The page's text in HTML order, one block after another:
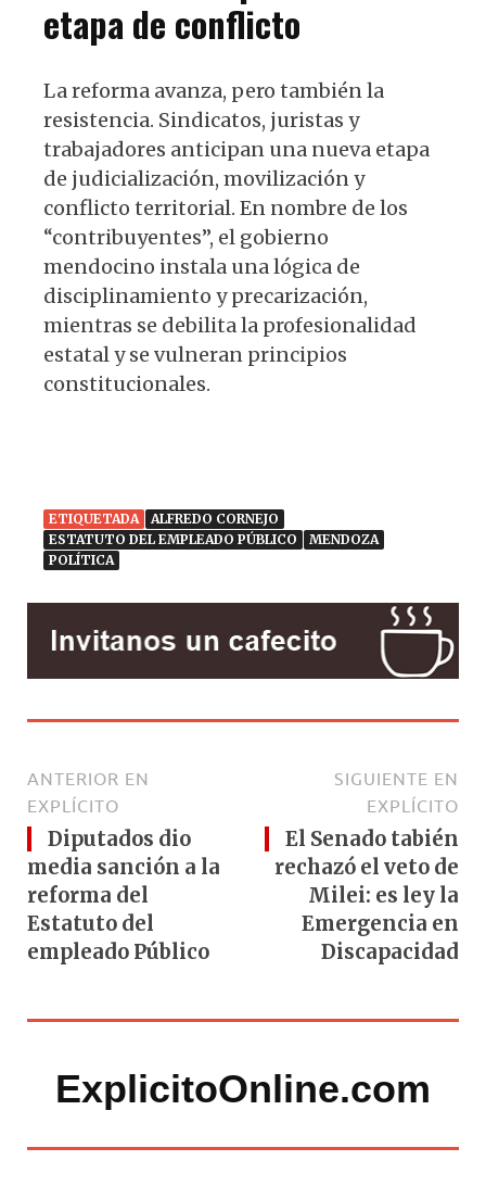
etapa de conflicto
La reforma avanza, pero también la
resistencia. Sindicatos, juristas y
trabajadores anticipan una nueva etapa
de judicialización, movilización y
conflicto territorial. En nombre de los
“contribuyentes”, el gobierno
mendocino instala una lógica de
disciplinamiento y precarización,
mientras se debilita la profesionalidad
estatal y se vulneran principios
constitucionales.
ETIQUETADA
ALFREDO CORNEJO
ESTATUTO DEL EMPLEADO PÚBLICO
MENDOZA
POLÍTICA
ANTERIOR EN
EXPLÍCITO
Diputados dio
media sanción a la
reforma del
Estatuto del
empleado Público
SIGUIENTE EN
EXPLÍCITO
El Senado tabién
rechazó el veto de
Milei: es ley la
Emergencia en
Discapacidad
ExplicitoOnline.com